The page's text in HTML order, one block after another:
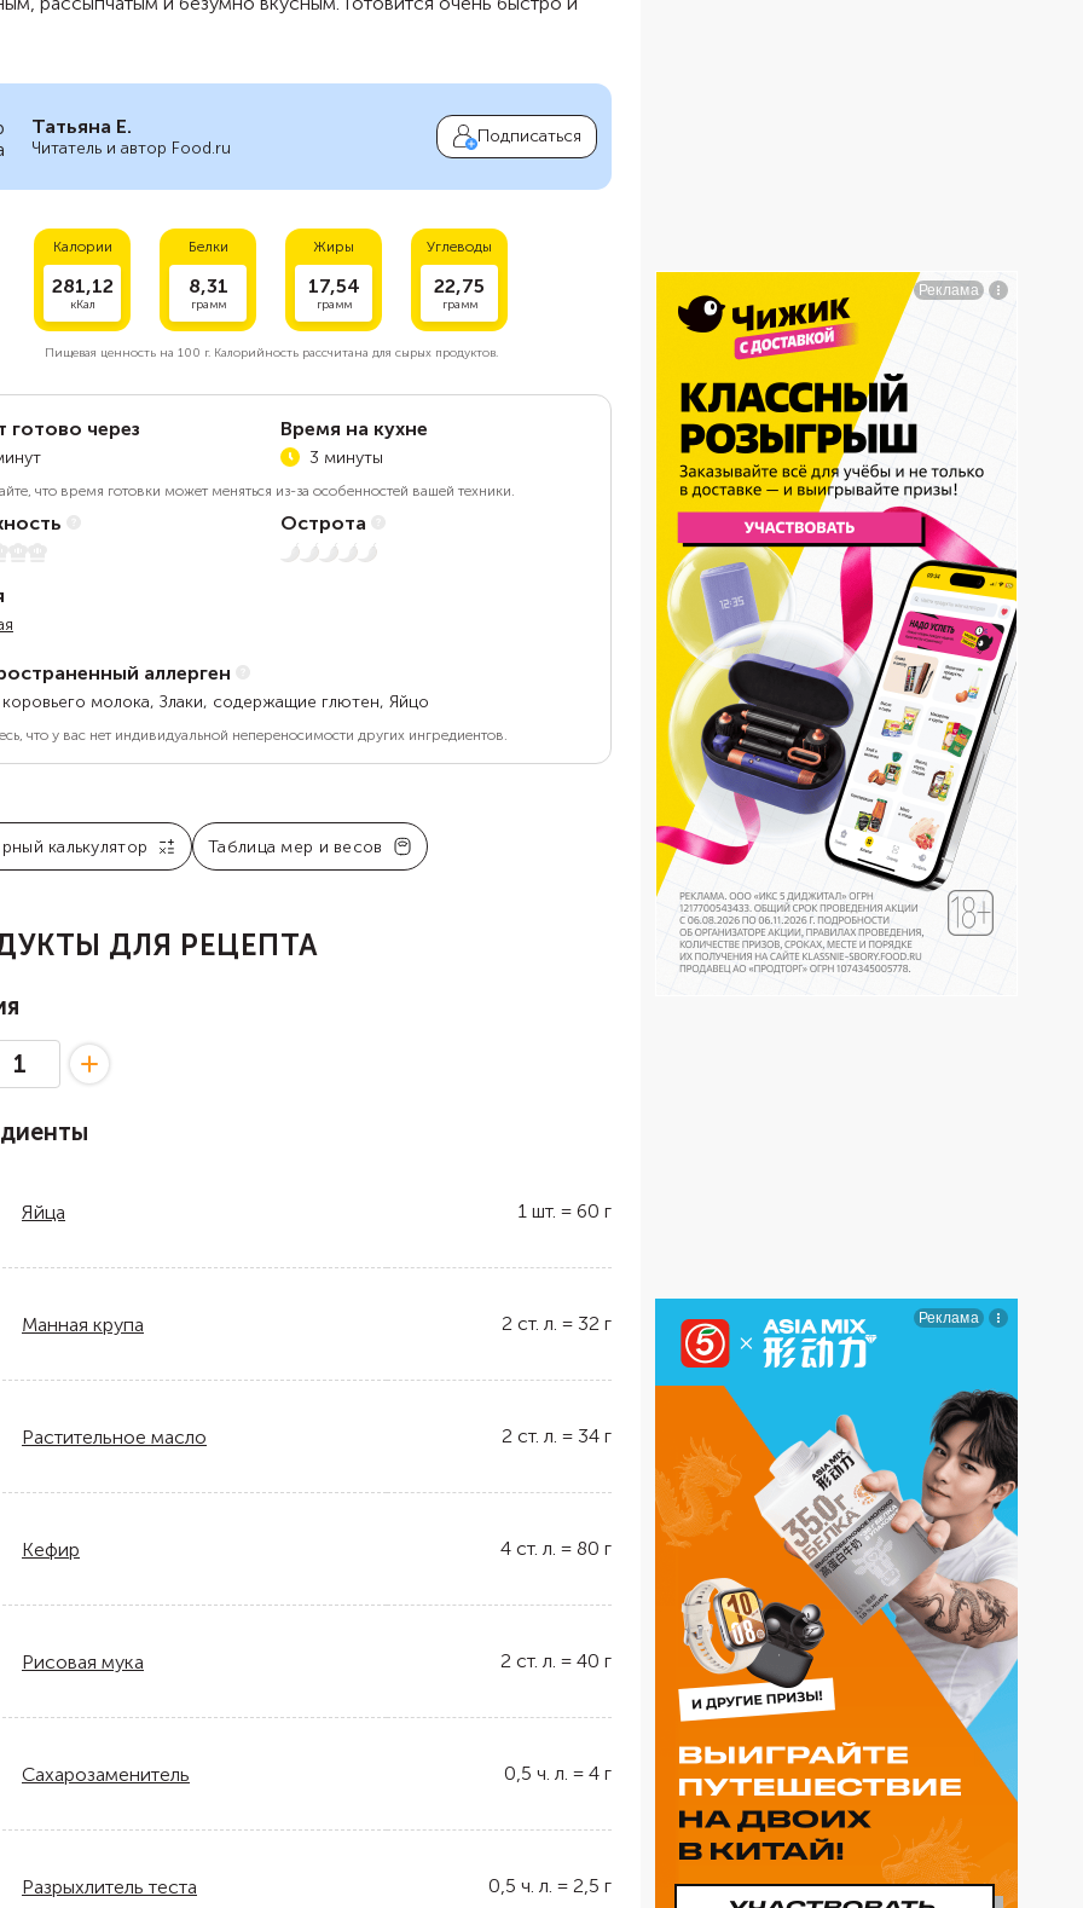
Татьяна Е.
Читатель и автор Food.ru
Подписаться
Калории
281,12
кКал
Белки
8,31
грамм
Жиры
17,54
грамм
Углеводы
22,75
грамм
Пищевая ценность на 100 г.Калорийность рассчитана для сырых продуктов.
готово через Время на кухне
3 минуты
что время готовки может меняться из-за особенностей вашей техники.
Острота
Нет остроты
аллерген
молока, Злаки, содержащие глютен, Яйцо
что у вас нет индивидуальной непереносимости других ингредиентов.
калькулятор Таблица мер и весов
ДЛЯ РЕЦЕПТА
Яйца 1 шт. = 60 г
Манная крупа 2 ст. л. = 32 г
Растительное масло 2 ст. л. = 34 г
Кефир 4 ст. л. = 80 г
Рисовая мука 2 ст. л. = 40 г
Сахарозаменитель 0,5 ч. л. = 4 г
Разрыхлитель теста 0,5 ч. л. = 2,5 г